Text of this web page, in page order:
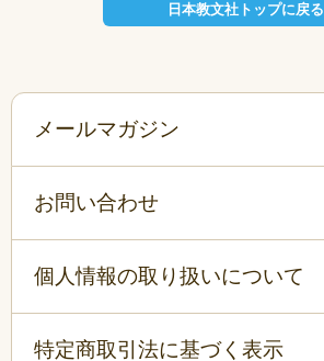
日本教文社トップに戻る
メールマガジン
お問い合わせ
個人情報の取り扱いについて
特定商取引法に基づく表示